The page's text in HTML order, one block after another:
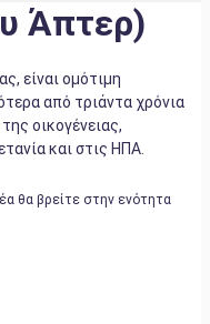
Άπτερ)
είναι ομότιμη
από τριάντα χρόνια
οικογένειας,
και στις ΗΠΑ.
θα βρείτε στην ενότητα